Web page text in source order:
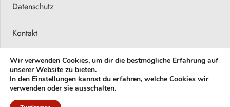
Datenschutz
Kontakt
Presseberichte
© 2026 Barbara Karsch-Chaïeb
Wir verwenden Cookies, um dir die bestmögliche Erfahrung auf
unserer Website zu bieten.
In den Einstellungen kannst du erfahren, welche Cookies wir
verwenden oder sie ausschalten.